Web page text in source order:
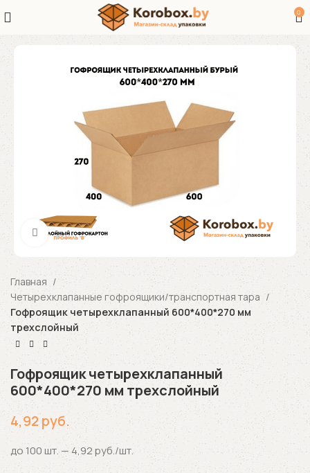
0
Увеличить
Главная
Четырехклапанные гофроящики/транспортная тара
Гофроящик четырехклапанный 600*400*270 мм
трехслойный
Гофроящик четырехклапанный
600*400*270 мм трехслойный
4,92руб.
до 100 шт. — 4,92 руб./шт.